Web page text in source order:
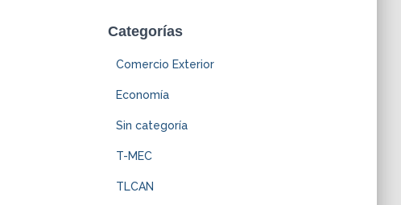
Categorías
Comercio Exterior
Economía
Sin categoría
T-MEC
TLCAN